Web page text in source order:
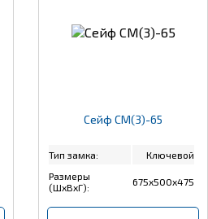
Сейф СМ(3)-65
Тип замка:
Ключевой
Размеры
(ШхВхГ):
675x500x475